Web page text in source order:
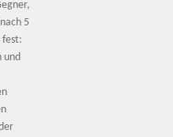
5
fest:
und